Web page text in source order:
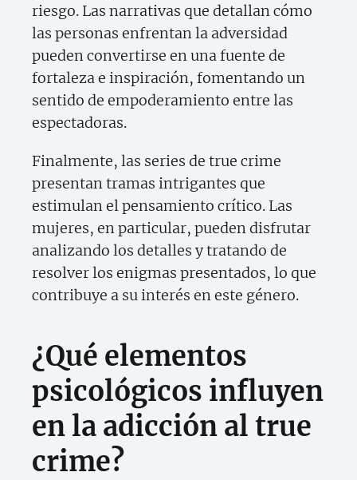
riesgo. Las narrativas que detallan cómo
las personas enfrentan la adversidad
pueden convertirse en una fuente de
fortaleza e inspiración, fomentando un
sentido de empoderamiento entre las
espectadoras.
Finalmente, las series de true crime
presentan tramas intrigantes que
estimulan el pensamiento crítico. Las
mujeres, en particular, pueden disfrutar
analizando los detalles y tratando de
resolver los enigmas presentados, lo que
contribuye a su interés en este género.
¿Qué elementos
psicológicos influyen
en la adicción al true
crime?